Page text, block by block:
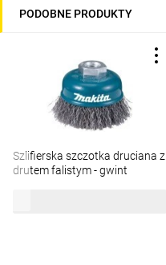
PODOBNE PRODUKTY
Szlifierska szczotka druciana z
drutem falistym - gwint